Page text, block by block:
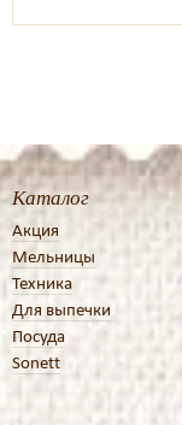
Каталог
Акция
Мельницы
Техника
Для выпечки
Посуда
Sonett